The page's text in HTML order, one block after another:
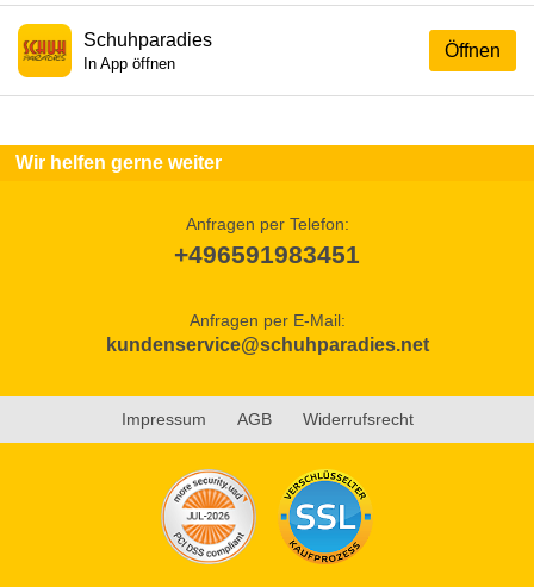
Öffnen
Schuhparadies
In App öffnen
Wir helfen gerne weiter
Anfragen per Telefon:
+496591983451
Anfragen per E-Mail:
kundenservice@schuhparadies.net
Impressum AGB Widerrufsrecht